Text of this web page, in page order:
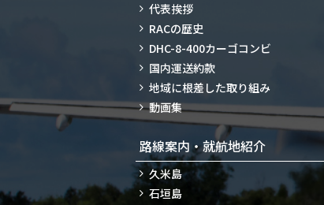
代表挨拶
RACの歴史
DHC-8-400カーゴコンビ
国内運送約款
地域に根差した取り組み
動画集
路線案内・就航地紹介
久米島
石垣島